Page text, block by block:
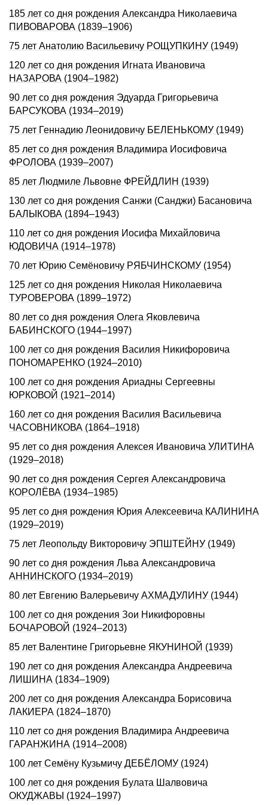
185 лет со дня рождения Александра Николаевича
ПИВОВАРОВА (1839–1906)
75 лет Анатолию Васильевичу РОЩУПКИНУ (1949)
120 лет со дня рождения Игната Ивановича
НАЗАРОВА (1904–1982)
90 лет со дня рождения Эдуарда Григорьевича
БАРСУКОВА (1934–2019)
75 лет Геннадию Леонидовичу БЕЛЕНЬКОМУ (1949)
85 лет со дня рождения Владимира Иосифовича
ФРОЛОВА (1939–2007)
85 лет Людмиле Львовне ФРЕЙДЛИН (1939)
130 лет со дня pождения Санжи (Санджи) Басановича
БАЛЫКОВА (1894–1943)
110 лет со дня рождения Иосифа Михайловича
ЮДОВИЧА (1914–1978)
70 лет Юрию Семёновичу РЯБЧИНСКОМУ (1954)
125 лет со дня рождения Николая Николаевича
ТУРОВЕРОВА (1899–1972)
80 лет со дня рождения Олега Яковлевича
БАБИНСКОГО (1944–1997)
100 лет со дня рождения Василия Никифоровича
ПОНОМАРЕНКО (1924–2010)
100 лет со дня рождения Ариадны Сергеевны
ЮРКОВОЙ (1921–2014)
160 лет со дня pождения Василия Васильевича
ЧАСОВНИКОВА (1864–1918)
95 лет со дня рождения Алексея Ивановича УЛИТИНА
(1929–2018)
90 лет со дня pождения Сеpгея Александpовича
КОРОЛЁВА (1934–1985)
95 лет со дня рождения Юрия Алексеевича КАЛИНИНА
(1929–2019)
75 лет Леопольду Викторовичу ЭПШТЕЙНУ (1949)
90 лет со дня рождения Льва Александровича
АННИНСКОГО (1934–2019)
80 лет Евгению Валерьевичу АХМАДУЛИНУ (1944)
100 лет со дня рождения Зои Никифоровны
БОЧАРОВОЙ (1924–2013)
85 лет Валентине Григорьевне ЯКУНИНОЙ (1939)
190 лет со дня рождения Александра Андреевича
ЛИШИНА (1834–1909)
200 лет со дня рождения Александра Борисовича
ЛАКИЕРА (1824–1870)
110 лет со дня рождения Владимира Андреевича
ГАРАНЖИНА (1914–2008)
100 лет Семёну Кузьмичу ДЕБЁЛОМУ (1924)
100 лет со дня рождения Булата Шалвовича
ОКУДЖАВЫ (1924–1997)